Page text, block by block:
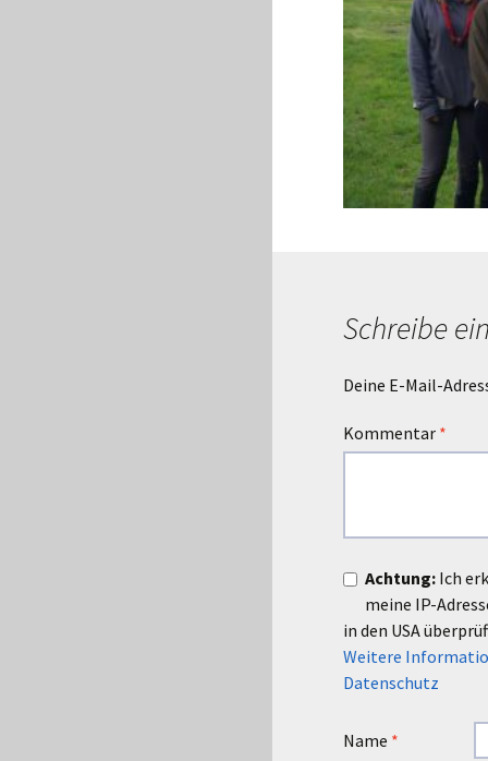
Schreibe
Deine E-Mail-
Kommentar *
Achtung:Ich
meine IP-
in den USA
Weitere
Datenschutz
Name *